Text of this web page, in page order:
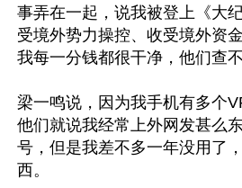
事弄在一起，说我被登上《大
受境外势力操控、收受境外资
我每一分钱都很干净，他们查
梁一鸣说，因为我手机有多个
他们就说我经常上外网发甚么
号，但是我差不多一年没用了
西。